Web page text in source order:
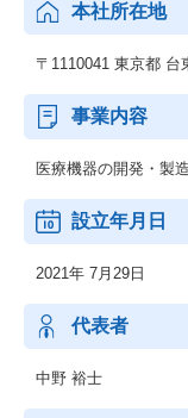
本社所在地
〒1110041 東京都 台
事業内容
医療機器の開発・製
設立年月日
2021年 7月29日
代表者
中野 裕士